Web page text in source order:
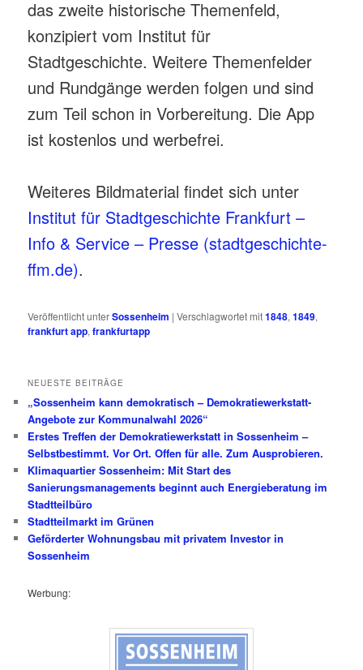
das zweite historische Themenfeld,
konzipiert vom Institut für
Stadtgeschichte. Weitere Themenfelder
und Rundgänge werden folgen und sind
zum Teil schon in Vorbereitung. Die App
ist kostenlos und werbefrei.
Weiteres Bildmaterial findet sich unter
Institut für Stadtgeschichte Frankfurt –
Info & Service – Presse (stadtgeschichte-
ffm.de).
Veröffentlicht unterSossenheim |Verschlagwortet mit1848,1849,
frankfurt app,frankfurtapp
NEUESTE BEITRÄGE
„Sossenheim kann demokratisch – Demokratiewerkstatt-
Angebote zur Kommunalwahl 2026“
Erstes Treffen der Demokratiewerkstatt in Sossenheim –
Selbstbestimmt. Vor Ort. Offen für alle. Zum Ausprobieren.
Klimaquartier Sossenheim: Mit Start des
Sanierungsmanagements beginnt auch Energieberatung im
Stadtteilbüro
Stadtteilmarkt im Grünen
Geförderter Wohnungsbau mit privatem Investor in
Sossenheim
Werbung: